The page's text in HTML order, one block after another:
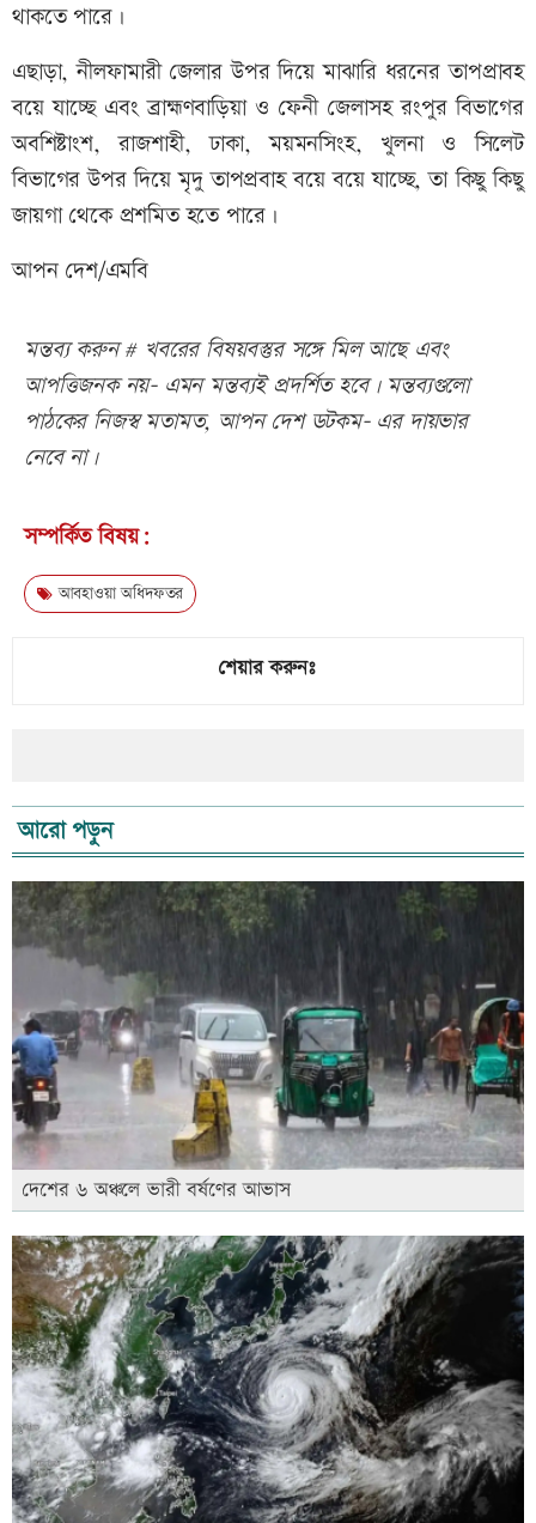
থাকতে পারে।
এছাড়া, নীলফামারী জেলার উপর দিয়ে মাঝারি ধরনের তাপপ্রাবহ
বয়ে যাচ্ছে এবং ব্রাহ্মণবাড়িয়া ও ফেনী জেলাসহ রংপুর বিভাগের
অবশিষ্টাংশ, রাজশাহী, ঢাকা, ময়মনসিংহ, খুলনা ও সিলেট
বিভাগের উপর দিয়ে মৃদু তাপপ্রবাহ বয়ে বয়ে যাচ্ছে, তা কিছু কিছু
জায়গা থেকে প্রশমিত হতে পারে।
আপন দেশ/এমবি
মন্তব্য করুন # খবরের বিষয়বস্তুর সঙ্গে মিল আছে এবং
আপত্তিজনক নয়- এমন মন্তব্যই প্রদর্শিত হবে। মন্তব্যগুলো
পাঠকের নিজস্ব মতামত, আপন দেশ ডটকম- এর দায়ভার
নেবে না।
সম্পর্কিত বিষয়:
আবহাওয়া অধিদফতর
শেয়ার করুনঃ
আরো পড়ুন
দেশের ৬ অঞ্চলে ভারী বর্ষণের আভাস